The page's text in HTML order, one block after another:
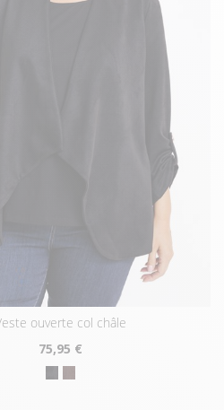
veste ouverte col châle
75,95 €